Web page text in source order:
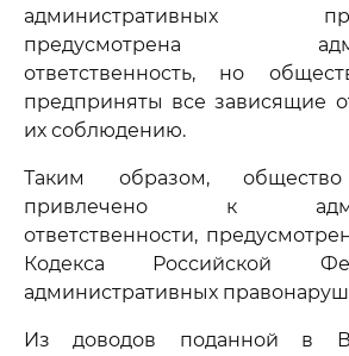
административных
предусмотрена
ответственность, но
предприняты все зависящие
их соблюдению.
Таким образом, общество
привлечено к
ответственности,
Кодекса Российской
административных
Из доводов поданной в